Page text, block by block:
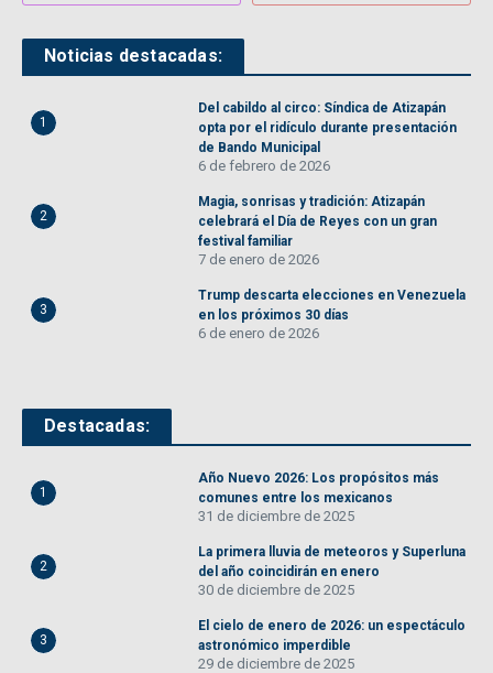
Noticias destacadas:
1
Del cabildo al circo: Síndica de Atizapán
opta por el ridículo durante presentación
de Bando Municipal
6 de febrero de 2026
2
Magia, sonrisas y tradición: Atizapán
celebrará el Día de Reyes con un gran
festival familiar
7 de enero de 2026
3
Trump descarta elecciones en Venezuela
en los próximos 30 días
6 de enero de 2026
Destacadas:
1
Año Nuevo 2026: Los propósitos más
comunes entre los mexicanos
31 de diciembre de 2025
2
La primera lluvia de meteoros y Superluna
del año coincidirán en enero
30 de diciembre de 2025
3
El cielo de enero de 2026: un espectáculo
astronómico imperdible
29 de diciembre de 2025